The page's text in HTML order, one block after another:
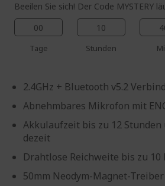
Beeilen Sie sich! Der Code MYSTERY
00
Tage
10
Stunden
2.4GHz + Bluetooth v5.2
Abnehmbares Mikrofon mit
Akkulaufzeit bis zu 12 Stunden
dezeit
Drahtlose Reichweite bis zu 10
50mm Neodym-Magnet-Treiber